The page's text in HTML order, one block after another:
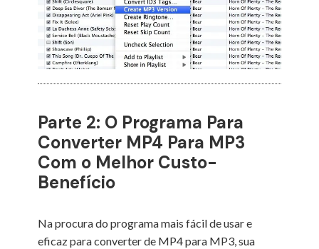
Parte 2: O Programa Para
Converter MP4 Para MP3
Com o Melhor Custo-
Benefício
Na procura do programa mais fácil de usar e
eficaz para converter de MP4 para MP3, sua